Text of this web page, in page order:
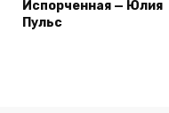
Испорченная — Юлия
Пульс